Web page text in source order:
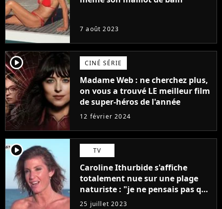
7 août 2023
player2 CINÉ SÉRIE
Madame Web : ne cherchez plus,
on vous a trouvé LE meilleur film
de super-héros de l'année
12 février 2024
player2 TV
Caroline Ithurbide s'affiche
totalement nue sur une plage
naturiste : "je ne pensais pas que
j'arriverais à le faire..."
25 juillet 2023